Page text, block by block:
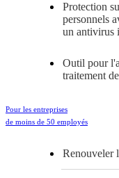
Protection
personnels
un antivirus
Outil pour
traitement
Pour les entreprises
de moins de 50 employés
Renouveler